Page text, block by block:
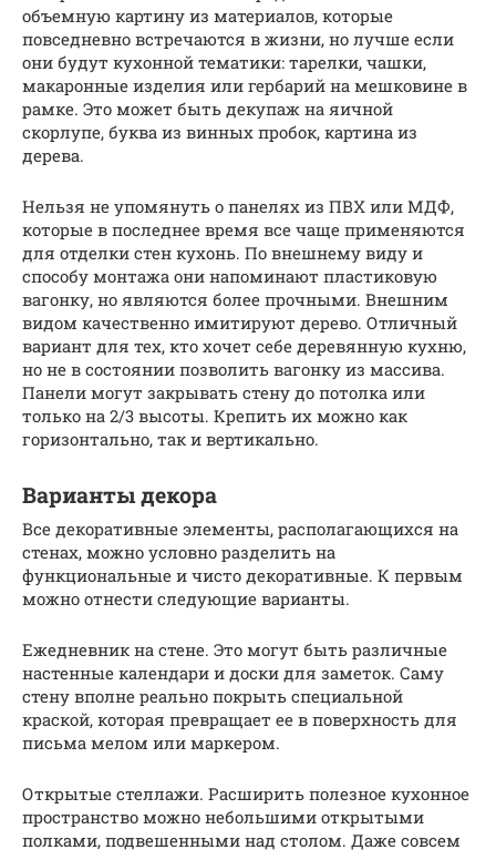
объемную картину из материалов, которые
повседневно встречаются в жизни, но лучше если
они будут кухонной тематики: тарелки, чашки,
макаронные изделия или гербарий на мешковине в
рамке. Это может быть декупаж на яичной
скорлупе, буква из винных пробок, картина из
дерева.
Нельзя не упомянуть о панелях из ПВХ или МДФ,
которые в последнее время все чаще применяются
для отделки стен кухонь. По внешнему виду и
способу монтажа они напоминают пластиковую
вагонку, но являются более прочными. Внешним
видом качественно имитируют дерево. Отличный
вариант для тех, кто хочет себе деревянную кухню,
но не в состоянии позволить вагонку из массива.
Панели могут закрывать стену до потолка или
только на 2/3 высоты. Крепить их можно как
горизонтально, так и вертикально.
Варианты декора
Все декоративные элементы, располагающихся на
стенах, можно условно разделить на
функциональные и чисто декоративные. К первым
можно отнести следующие варианты.
Ежедневник на стене. Это могут быть различные
настенные календари и доски для заметок. Саму
стену вполне реально покрыть специальной
краской, которая превращает ее в поверхность для
письма мелом или маркером.
Открытые стеллажи. Расширить полезное кухонное
пространство можно небольшими открытыми
полками, подвешенными над столом. Даже совсем